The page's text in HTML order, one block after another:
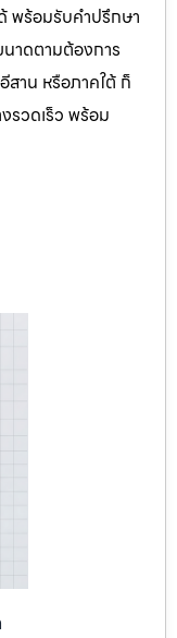
พร้อมรับคำปรึกษา
าดตามต้องการ
สาน หรือภาคใต้ ก็
รวดเร็ว พร้อม